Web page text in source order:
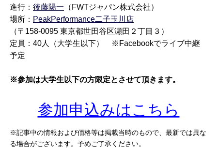
進行： 後藤陽一 （ FWTジャパン株式会社）
場所： PeakPerformance二子玉川店
（〒 158-0095 東京都世田谷区瀬田２丁目３）
定員： 40人（大学生以下） ※Facebookでライブ中継
予定
※参加は大学生以下の方限定とさせて頂きます。
参加申込みはこちら
※記事中の情報および価格等は掲載当時のもので、最新では異な
る場合がございます。予めご了承ください。